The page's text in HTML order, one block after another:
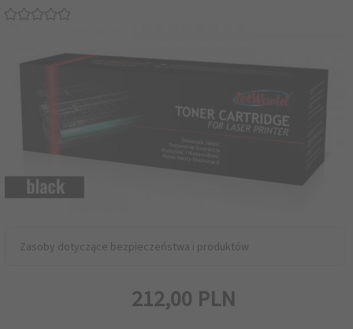
Zasoby dotyczące bezpieczeństwa i produktów
212,00 PLN